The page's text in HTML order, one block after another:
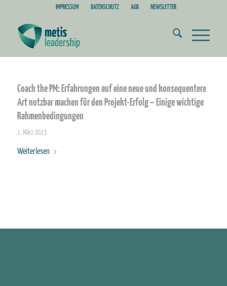
IMPRESSUM DATENSCHUTZ AGB NEWSLETTER
Coach the PM: Erfahrungen auf eine neue und konsequentere
Art nutzbar machen für den Projekt-Erfolg – Einige wichtige
Rahmenbedingungen
1. März 2023
Weiterlesen